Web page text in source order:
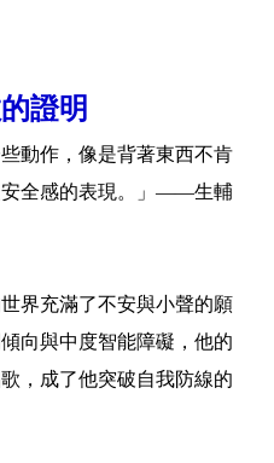
證明
動作，像是背著東西不肯
安全感的表現。」——生輔
界充滿了不安與小聲的願
向與中度智能障礙，他的
，成了他突破自我防線的